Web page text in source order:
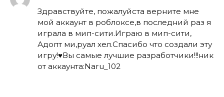
Здравствуйте, пожалуйста верните мне
мой аккаунт в роблоксе,в последний раз я
играла в мип-сити.Играю в мип-сити,
Адопт ми,руал хел.Спасибо что создали эту
игру!♥️Вы самые лучшие разработчики!!!ник
от аккаунта:Naru_102